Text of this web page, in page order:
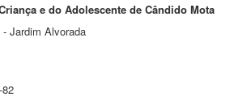
e do Adolescente de Cândido Mota
Jardim Alvorada